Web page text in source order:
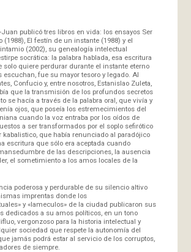
publicó tres libros en vida: los ensayos Ser
(1988), El festín de un instante (1988) y el
(2002), su genealogía intelectual
socrática: la palabra hablada, esa escritura
solo quiere perdurar durante el instante eterno
escuchan, fue su mayor tesoro y legado. Al
Confucio y, entre nosotros, Estanislao Zuleta,
que la transmisión de los profundos secretos
se hacía a través de la palabra oral, que vivía y
ojos, que poseía los estremecimientos del
cuando la voz entraba por los oídos de
a ser transformados por el soplo sefirótico
kabalistico, que había renunciado al paradójico
escritura que sólo era aceptada cuando
de las descripciones, la ausencia
el sometimiento a los amos locales de la
poderosa y perdurable de su silencio altivo
imprentas donde los
y «lameculos» de la ciudad publicaron sus
dedicados a su amos políticos, en un tono
vergonzoso para la historia intelectual y
sociedad que respete la autonomía del
jamás podrá estar al servicio de los corruptos,
de siempre.